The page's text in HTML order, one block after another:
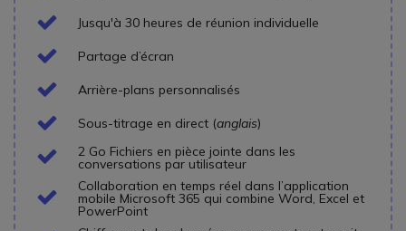
Icon
Jusqu'à 30 heures de réunion individuelle
Icon
Partage d’écran
Icon
Arrière-plans personnalisés
Icon
Sous-titrage en direct (anglais)
Icon
2 Go Fichiers en pièce jointe dans les
conversations par utilisateur
Icon
Collaboration en temps réel dans l’application
mobile Microsoft 365 qui combine Word, Excel et
PowerPoint